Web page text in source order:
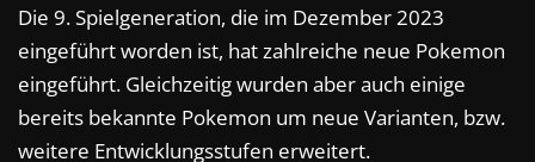
Die 9. Spielgeneration, die im Dezember 2023
eingeführt worden ist, hat zahlreiche neue Pokemon
eingeführt. Gleichzeitig wurden aber auch einige
bereits bekannte Pokemon um neue Varianten, bzw.
weitere Entwicklungsstufen erweitert.